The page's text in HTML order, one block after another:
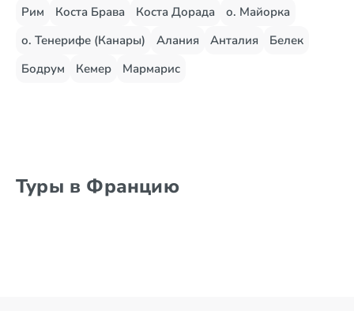
Рим
Коста Брава Коста Дорада
о. Майорка
о. Тенерифе (Канары)
Алания Анталия
Белек
Бодрум
Кемер Мармарис
Туры в Францию